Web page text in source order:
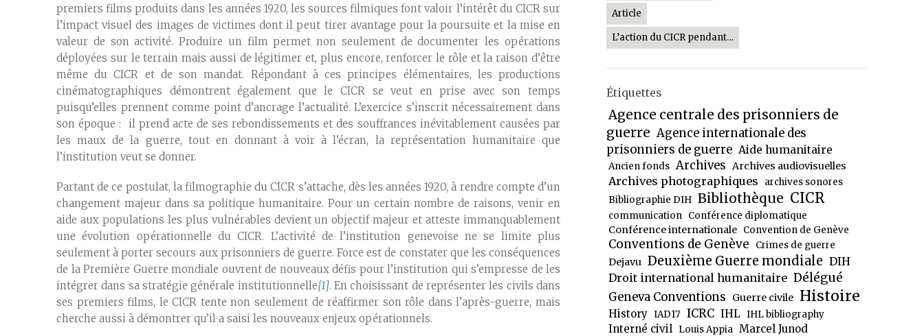
premiers films produits dans les années 1920, les sources filmiques font valoir l’intérêt du CICR sur
l’impact visuel des images de victimes dont il peut tirer avantage pour la poursuite et la mise en
valeur de son activité. Produire un film permet non seulement de documenter les opérations
déployées sur le terrain mais aussi de légitimer et, plus encore, renforcer le rôle et la raison d’être
même du CICR et de son mandat. Répondant à ces principes élémentaires, les productions
cinématographiques démontrent également que le CICR se veut en prise avec son temps
puisqu’elles prennent comme point d’ancrage l’actualité. L’exercice s’inscrit nécessairement dans
son époque : il prend acte de ses rebondissements et des souffrances inévitablement causées par
les maux de la guerre, tout en donnant à voir à l’écran, la représentation humanitaire que
l’institution veut se donner.
Partant de ce postulat, la filmographie du CICR s’attache, dès les années 1920, à rendre compte d’un
changement majeur dans sa politique humanitaire. Pour un certain nombre de raisons, venir en
aide aux populations les plus vulnérables devient un objectif majeur et atteste immanquablement
une évolution opérationnelle du CICR. L’activité de l’institution genevoise ne se limite plus
seulement à porter secours aux prisonniers de guerre. Force est de constater que les conséquences
de la Première Guerre mondiale ouvrent de nouveaux défis pour l’institution qui s’empresse de les
intégrer dans sa stratégie générale institutionnelle[1]. En choisissant de représenter les civils dans
ses premiers films, le CICR tente non seulement de réaffirmer son rôle dans l’après-guerre, mais
cherche aussi à démontrer qu’il a saisi les nouveaux enjeux opérationnels.
Article
L’action du CICR pendant…
Étiquettes
Agence centrale des prisonniers de
guerre Agence internationale des
prisonniers de guerre Aide humanitaire
Ancien fonds Archives Archives audiovisuelles
Archives photographiques
archives sonores
Bibliographie DIH Bibliothèque CICR
communication Conférence diplomatique
Conférence internationale Convention de Genève
Conventions de Genève Crimes de guerre
Dejavu Deuxième Guerre mondiale DIH
Droit international humanitaire Délégué
Geneva Conventions Guerre civile Histoire
History IAD17 ICRC IHL IHL bibliography
Interné civil Louis Appia Marcel Junod